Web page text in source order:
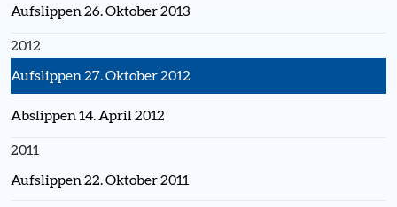
Aufslippen 26. Oktober 2013
2012
Aufslippen 27. Oktober 2012
Abslippen 14. April 2012
2011
Aufslippen 22. Oktober 2011